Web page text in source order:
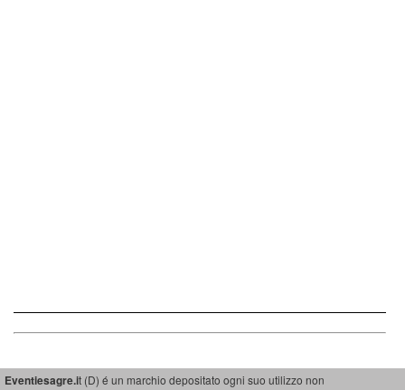
Eventiesagre.it (D) é un marchio depositato ogni suo utilizzo non